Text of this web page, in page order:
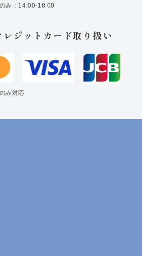
み：14:00-18:00
ジットカード取り扱い
み対応